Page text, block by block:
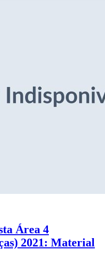
Área 4
2021: Material